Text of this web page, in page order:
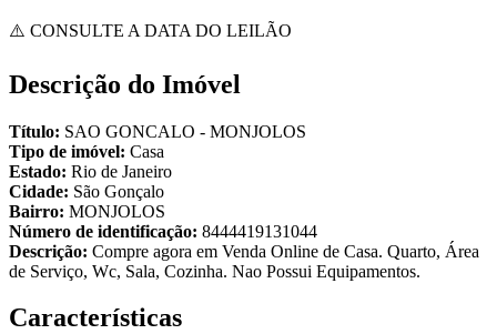
⚠️ CONSULTE A DATA DO LEILÃO
Descrição do Imóvel
Título: SAO GONCALO - MONJOLOS
Tipo de imóvel: Casa
Estado: Rio de Janeiro
Cidade: São Gonçalo
Bairro: MONJOLOS
Número de identificação: 8444419131044
Descrição: Compre agora em Venda Online de Casa. Quarto, Área
de Serviço, Wc, Sala, Cozinha. Nao Possui Equipamentos.
Características